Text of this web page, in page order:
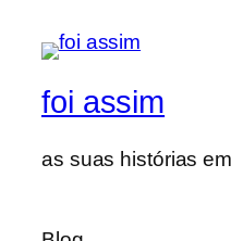
foi assim
as suas histórias